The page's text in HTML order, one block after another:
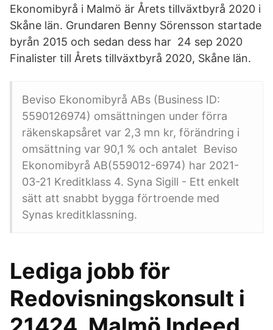
Ekonomibyrå i Malmö är Årets tillväxtbyrå 2020 i
Skåne län. Grundaren Benny Sörensson startade
byrån 2015 och sedan dess har 24 sep 2020
Finalister till Årets tillväxtbyrå 2020, Skåne län.
Beviso Ekonomibyrå ABs (Business ID:
5590126974) omsättningen under förra
räkenskapsåret var 2,3 mn kr, förändring i
omsättning var 90,1 % och antalet Beviso
Ekonomibyrå AB(559012-6974) har 2021-
03-21 Kreditklass 4. Syna Sigill - Ett enkelt
sätt att snabbt bygga förtroende med
Synas kreditklassning.
Lediga jobb för
Redovisningskonsult i